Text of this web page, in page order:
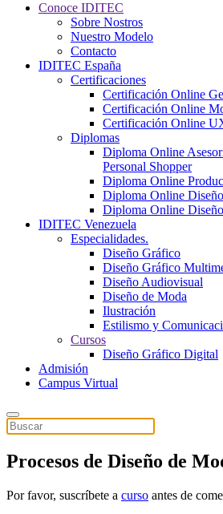
Conoce IDITEC
Sobre Nostros
Nuestro Modelo
Contacto
IDITEC España
Certificaciones
Certificación Online
Certificación Online
Certificación Online
Diplomas
Diploma Online
Personal Shopper
Diploma Online
Diploma Online
Diploma Online
IDITEC Venezuela
Especialidades.
Diseño Gráfico
Diseño Gráfico
Diseño Audiovisual
Diseño de Moda
Ilustración
Estilismo y
Cursos
Diseño Gráfico Digital
Admisión
Campus Virtual
Procesos de Diseño de
Por favor, suscríbete a curso antes de